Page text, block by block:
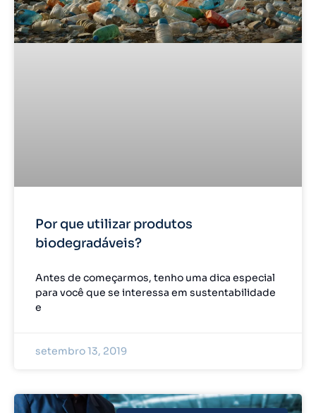
Por que utilizar produtos
biodegradáveis?
Antes de começarmos, tenho uma dica especial
para você que se interessa em sustentabilidade
e
setembro 13, 2019